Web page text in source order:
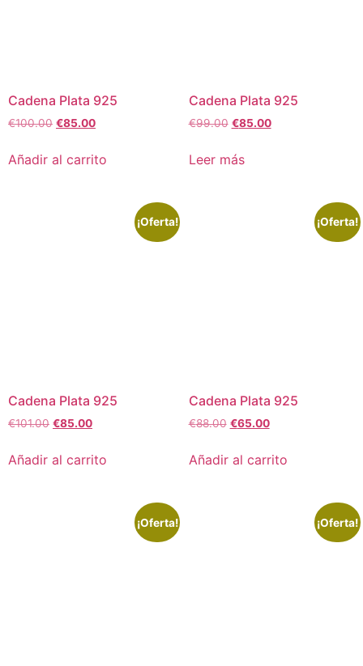
Cadena Plata 925
€100.00 €85.00
Añadir al carrito
Cadena Plata 925
€99.00 €85.00
Leer más
¡Oferta!
Cadena Plata 925
€101.00 €85.00
Añadir al carrito
¡Oferta!
Cadena Plata 925
€88.00 €65.00
Añadir al carrito
¡Oferta! ¡Oferta!